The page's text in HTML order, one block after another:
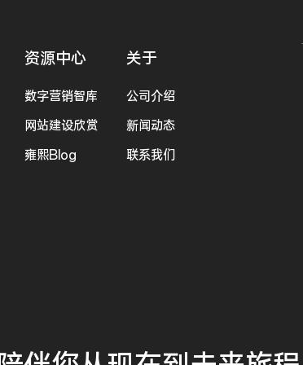
资源中心
数字营销智库
网站建设欣赏
雍熙Blog
关于
公司介绍
新闻动态
联系我们